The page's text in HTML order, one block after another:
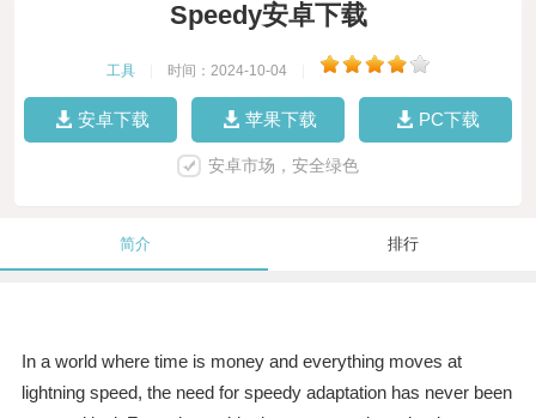
Speedy安卓下载
工具 时间：2024-10-04
安卓下载 苹果下载 PC下载
安卓市场，安全绿色
简介 排行
In a world where time is money and everything moves at
lightning speed, the need for speedy adaptation has never been